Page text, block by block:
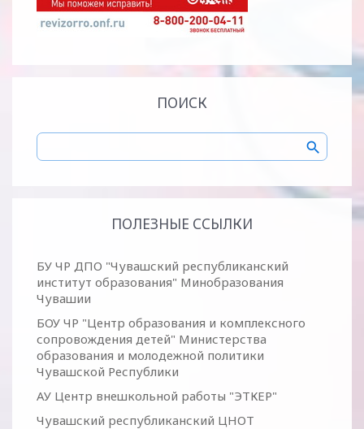
ПОИСК
ПОЛЕЗНЫЕ ССЫЛКИ
БУ ЧР ДПО "Чувашский республиканский
институт образования" Минобразования
Чувашии
БОУ ЧР "Центр образования и комплексного
сопровождения детей" Министерства
образования и молодежной политики
Чувашской Республики
АУ Центр внешкольной работы "ЭТКЕР"
Чувашский республиканский ЦНОТ